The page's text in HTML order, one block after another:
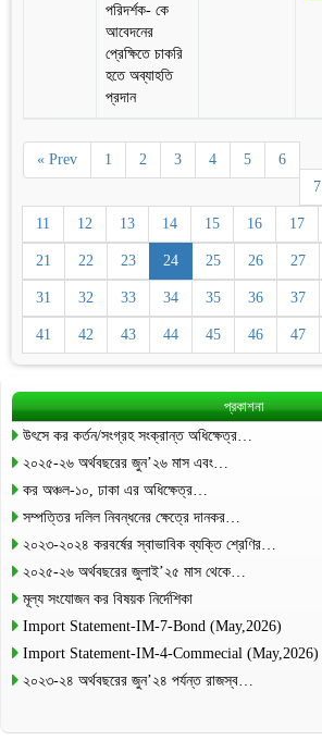
পরিদর্শক- কে
আবেদনের
প্রেক্ষিতে চাকরি
হতে অব্যাহতি
প্রদান
« Prev 1 2 3 4 5
6
7
11 12 13 14 15 16 17
21 22 23 24 25 26 27
31 32 33 34 35 36 37
41 42 43 44 45 46 47
প্রকাশনা
উৎসে কর কর্তন/সংগ্রহ সংক্রান্ত অধিক্ষেত্র…
২০২৫-২৬ অর্থবছরের জুন’২৬ মাস এবং…
কর অঞ্চল-১০, ঢাকা এর অধিক্ষেত্র…
সম্পত্তির দলিল নিবন্ধনের ক্ষেত্রে দানকর…
২০২৩-২০২৪ করবর্ষের স্বাভাবিক ব্যক্তি শ্রেণির…
২০২৫-২৬ অর্থবছরের জুলাই’২৫ মাস থেকে…
মূল্য সংযোজন কর বিষয়ক নির্দেশিকা
Import Statement-IM-7-Bond (May,2026)
Import Statement-IM-4-Commecial (May,2026)
২০২৩-২৪ অর্থবছরের জুন’২৪ পর্যন্ত রাজস্ব…